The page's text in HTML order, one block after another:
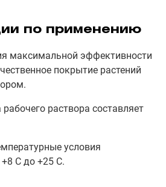
по применению
максимальной эффективности
покрытие растений
раствора составляет
условия
С до +25 С.